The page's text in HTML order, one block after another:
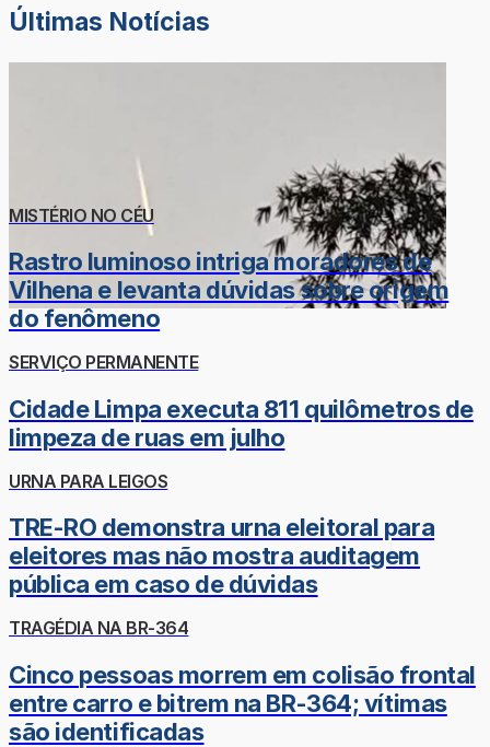
Últimas Notícias
MISTÉRIO NO CÉU
Rastro luminoso intriga moradores de
Vilhena e levanta dúvidas sobre origem
do fenômeno
SERVIÇO PERMANENTE
Cidade Limpa executa 811 quilômetros de
limpeza de ruas em julho
URNA PARA LEIGOS
TRE-RO demonstra urna eleitoral para
eleitores mas não mostra auditagem
pública em caso de dúvidas
TRAGÉDIA NA BR-364
Cinco pessoas morrem em colisão frontal
entre carro e bitrem na BR-364; vítimas
são identificadas